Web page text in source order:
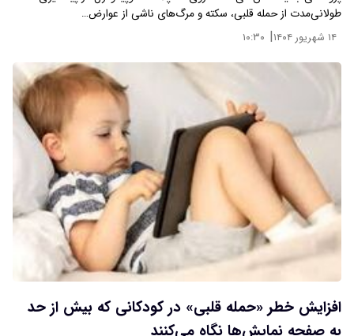
طولانی‌مدت از حمله قلبی، سکته و مرگ‌های ناشی از عوارض…
۱۴ شهریور ۱۴۰۴ | ۱۰:۳۰
افزایش خطر «حمله قلبی» در کودکانی که بیش از حد